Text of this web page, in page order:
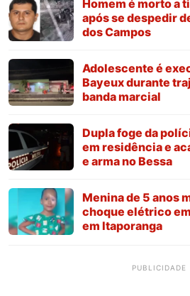
Homem é morto a
após se despedir
dos Campos
Adolescente é
Bayeux durante
banda marcial
Dupla foge da
em residência e
e arma no Bessa
Menina de 5 anos
choque elétrico
em Itaporanga
PUBLICIDADE